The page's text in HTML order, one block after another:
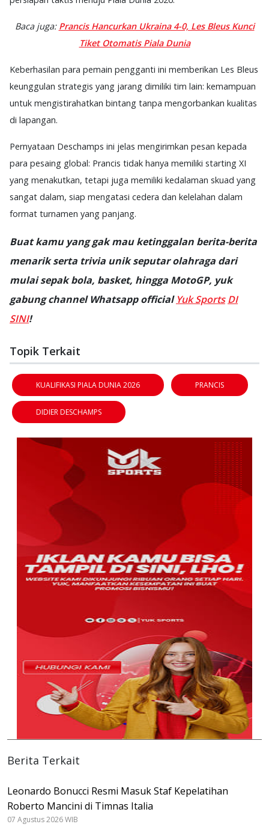
Baca juga: Prancis Hancurkan Ukraina 4-0, Les Bleus Kunci
Tiket Otomatis Piala Dunia
Keberhasilan para pemain pengganti ini memberikan Les Bleus
keunggulan strategis yang jarang dimiliki tim lain: kemampuan
untuk mengistirahatkan bintang tanpa mengorbankan kualitas
di lapangan.
Pernyataan Deschamps ini jelas mengirimkan pesan kepada
para pesaing global: Prancis tidak hanya memiliki starting XI
yang menakutkan, tetapi juga memiliki kedalaman skuad yang
sangat dalam, siap mengatasi cedera dan kelelahan dalam
format turnamen yang panjang.
Buat kamu yang gak mau ketinggalan berita-berita
menarik serta trivia unik seputar olahraga dari
mulai sepak bola, basket, hingga MotoGP, yuk
gabung channel Whatsapp official Yuk Sports DI
SINI!
Topik Terkait
KUALIFIKASI PIALA DUNIA 2026 PRANCIS
DIDIER DESCHAMPS
Berita Terkait
Leonardo Bonucci Resmi Masuk Staf Kepelatihan
Roberto Mancini di Timnas Italia
07 Agustus 2026 WIB